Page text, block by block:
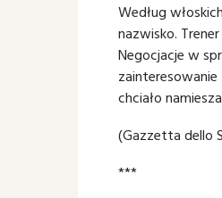
Według
nazwisko.
Negocjacje w
chciało
(Gazzetta dello
***